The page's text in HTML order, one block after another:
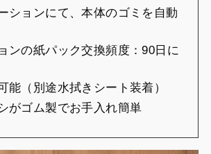
ションにて、本体のゴミを自動
ンの紙パック交換頻度：90日に
能（別途水拭きシート装着）
がゴム製でお手入れ簡単